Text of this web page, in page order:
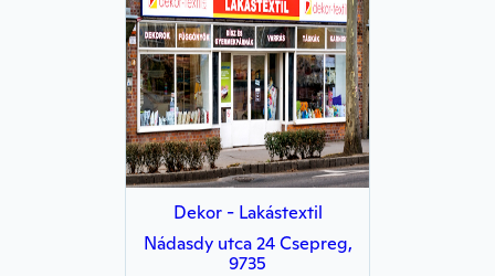
Dekor - Lakástextil
Nádasdy utca 24 Csepreg,
9735